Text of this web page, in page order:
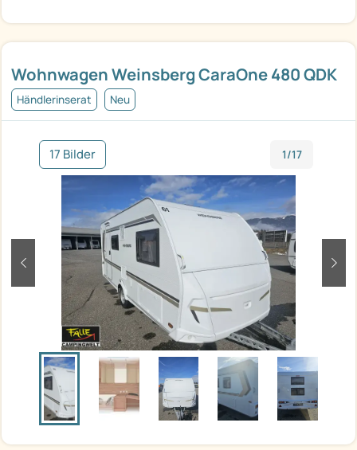
Wohnwagen Weinsberg CaraOne 480 QDK
Händlerinserat Neu
17 Bilder 1/17
zurück